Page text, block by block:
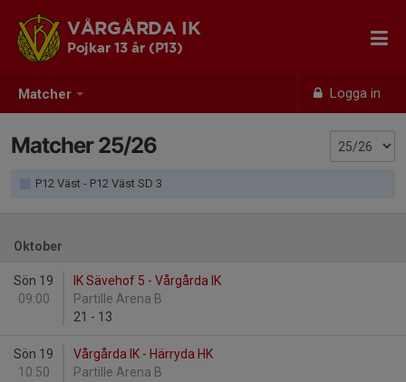
Matcher Logga in
VÅRGÅRDA IK
Pojkar 13 år (P13)
Matcher 25/26
P12 Väst - P12 Väst SD 3
Oktober
Sön 19
09:00
IK Sävehof 5 - Vårgårda IK
Partille Arena B
21 - 13
Sön 19
10:50
Vårgårda IK - Härryda HK
Partille Arena B